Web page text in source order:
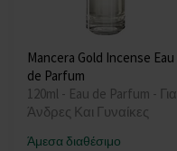
Mancera Gold Incense Eau
de Parfum
120ml - Eau de Parfum - Για
Άνδρες Και Γυναίκες
Άμεσα διαθέσιμο